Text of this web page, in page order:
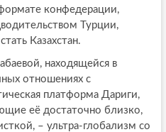
конфедерации,
Турции,
Казахстан.
находящейся в
отношениях с
платформа Дариги,
её достаточно близко,
– ультра-глобализм со